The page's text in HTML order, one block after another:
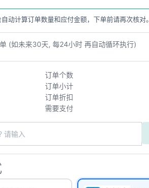
动计算订单数量和应付金额，下单前请再次核对。
(如未来30天, 每24小时 再自动循环执行)
订单个数
订单小计
订单折扣
需要支付